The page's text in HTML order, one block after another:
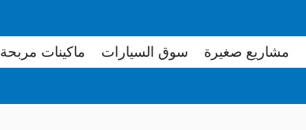
مشاريع صغيرة سوق السيارات ماكينات مربحة